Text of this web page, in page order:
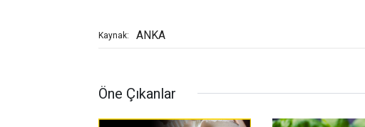
Kaynak: ANKA
Öne Çıkanlar